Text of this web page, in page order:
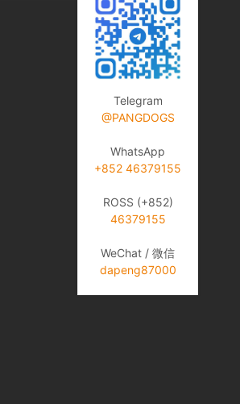
Telegram
@PANGDOGS
WhatsApp
+852 46379155
ROSS (+852)
46379155
WeChat / 微信
dapeng87000